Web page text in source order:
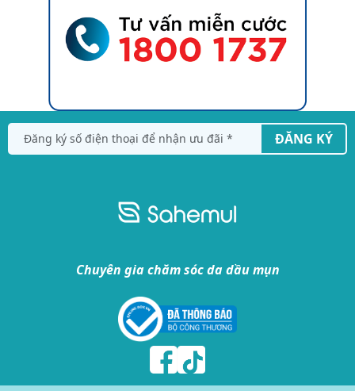
ĐĂNG KÝ
Chuyên gia chăm sóc da dầu mụn